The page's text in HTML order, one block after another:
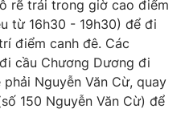
rẽ trái trong giờ cao điểm
từ 16h30 - 19h30) để đi
điểm canh đê. Các
cầu Chương Dương đi
Nguyễn Văn Cừ, quay
150 Nguyễn Văn Cừ) để